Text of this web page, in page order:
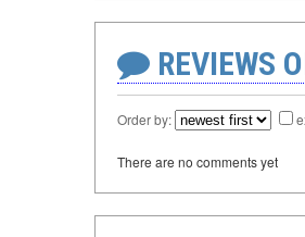
REVIEWS
Order by:
There are no comments yet